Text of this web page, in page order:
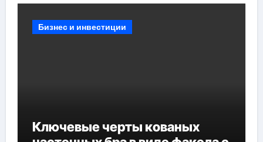
Бизнес и инвестиции
Ключевые черты кованых